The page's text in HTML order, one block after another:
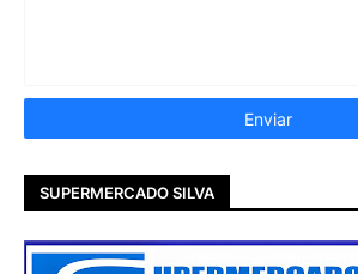
SUPERMERCADO SILVA